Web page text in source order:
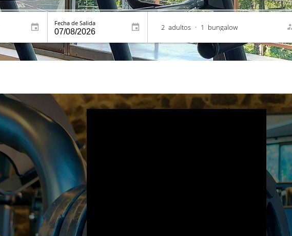
Fecha de Salida 2 adultos • 1 bungalow